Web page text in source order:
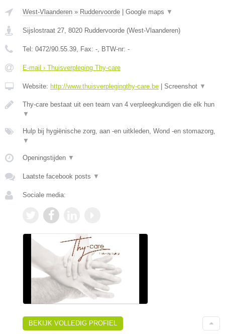
West-Vlaanderen » Ruddervoorde | Google maps ▼
Sijslostraat 27 8020 Ruddervoorde (West-Vlaanderen)
Tel: 0472/90.55.39 , Fax: - , BTW-nr: -
E-mail › Thuisverpleging Thy-care
Website: http://www.thuisverplegingthy-care.be | Screenshot ▼
Thy-care bestaat uit een team van 4 verpleegkundigen die elk hun
▼
Hulp bij hygiënische zorg, aan -en uitkleden, Wond -en stomazorg,
▼
Openingstijden ▼
Laatste facebook posts ▼
Sociale media:
BEKIJK VOLLEDIG PROFIEL